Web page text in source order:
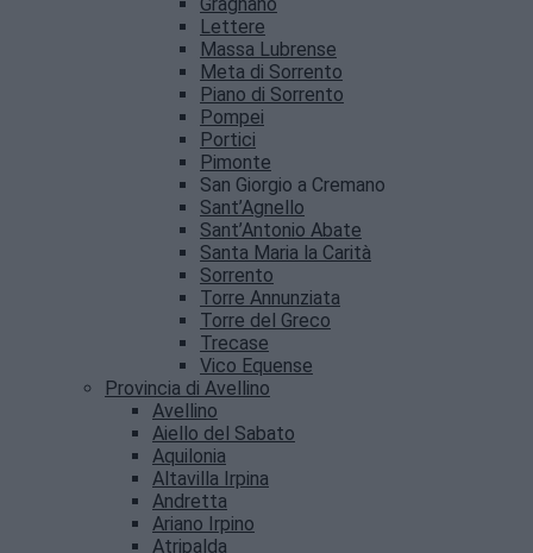
Lettere
Massa Lubrense
Meta di Sorrento
Piano di Sorrento
Pompei
Portici
Pimonte
San Giorgio a Cremano
Sant’Agnello
Sant’Antonio Abate
Santa Maria la Carità
Sorrento
Torre Annunziata
Torre del Greco
Trecase
Vico Equense
Provincia di Avellino
Avellino
Aiello del Sabato
Aquilonia
Altavilla Irpina
Andretta
Ariano Irpino
Atripalda